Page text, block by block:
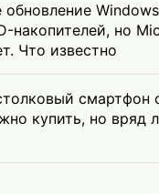
обновление
накопителей, но
Что известно
смартфон
купить, но вряд